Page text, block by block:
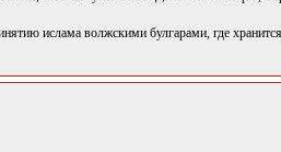
ислама волжскими булгарами, где